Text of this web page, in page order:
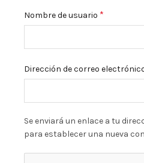
Nombre de usuario *
Dirección de correo
Se enviará un enlace a tu
para establecer una nueva